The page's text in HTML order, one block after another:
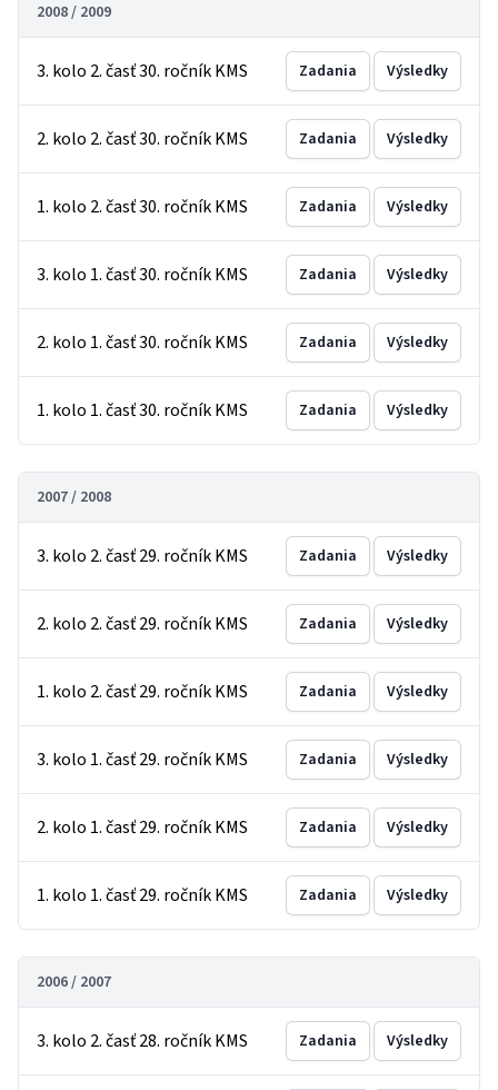
2008 / 2009
3. kolo 2. časť 30. ročník KMS Zadania Výsledky
2. kolo 2. časť 30. ročník KMS Zadania Výsledky
1. kolo 2. časť 30. ročník KMS Zadania Výsledky
3. kolo 1. časť 30. ročník KMS Zadania Výsledky
2. kolo 1. časť 30. ročník KMS Zadania Výsledky
1. kolo 1. časť 30. ročník KMS Zadania Výsledky
2007 / 2008
3. kolo 2. časť 29. ročník KMS Zadania Výsledky
2. kolo 2. časť 29. ročník KMS Zadania Výsledky
1. kolo 2. časť 29. ročník KMS Zadania Výsledky
3. kolo 1. časť 29. ročník KMS Zadania Výsledky
2. kolo 1. časť 29. ročník KMS Zadania Výsledky
1. kolo 1. časť 29. ročník KMS Zadania Výsledky
2006 / 2007
3. kolo 2. časť 28. ročník KMS Zadania Výsledky